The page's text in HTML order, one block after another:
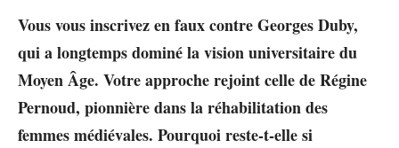
Vous vous inscrivez en faux contre Georges Duby,
qui a longtemps dominé la vision universitaire du
Moyen Âge. Votre approche rejoint celle de Régine
Pernoud, pionnière dans la réhabilitation des
femmes médiévales. Pourquoi reste-t-elle si